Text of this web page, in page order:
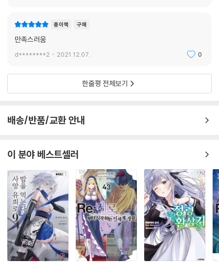
종이책 구매
만족스러움
d********2 2021.12.07. 0
한줄평 전체보기
배송/반품/교환 안내
이 분야 베스트셀러